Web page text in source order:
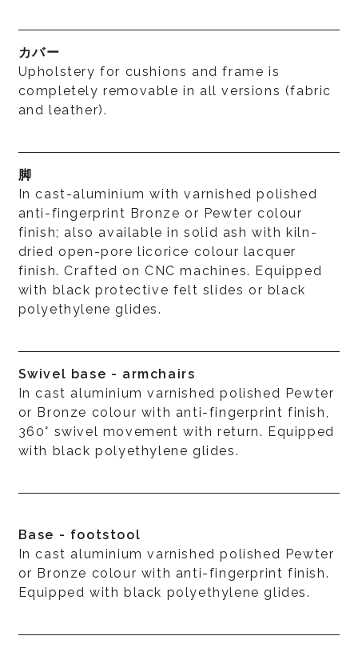
カバー
Upholstery for cushions and frame is
completely removable in all versions (fabric
and leather).
脚
In cast-aluminium with varnished polished
anti-fingerprint Bronze or Pewter colour
finish; also available in solid ash with kiln-
dried open-pore licorice colour lacquer
finish. Crafted on CNC machines. Equipped
with black protective felt slides or black
polyethylene glides.
Swivel base - armchairs
In cast aluminium varnished polished Pewter
or Bronze colour with anti-fingerprint finish,
360° swivel movement with return. Equipped
with black polyethylene glides.
Base - footstool
In cast aluminium varnished polished Pewter
or Bronze colour with anti-fingerprint finish.
Equipped with black polyethylene glides.